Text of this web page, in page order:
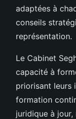
adaptées à
conseils
représentation.
Le Cabinet
capacité à
priorisant leurs
formation
juridique à